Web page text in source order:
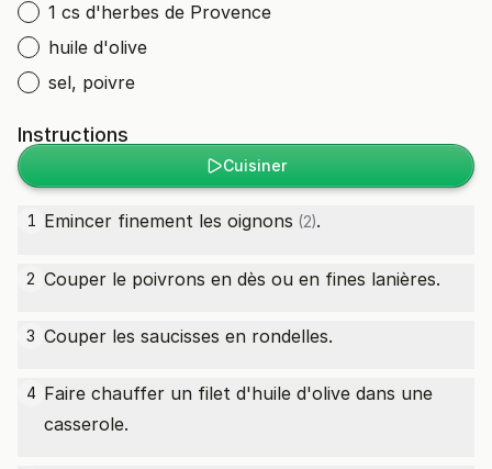
1 cs d'herbes de Provence
huile d'olive
sel, poivre
Instructions
Cuisiner
1 Emincer finement les oignons (2).
2 Couper le poivrons en dès ou en fines lanières.
3 Couper les saucisses en rondelles.
4 Faire chauffer un filet d'huile d'olive dans une
casserole.